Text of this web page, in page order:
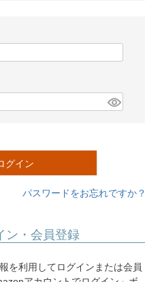
グイン
パスワードをお忘れですか？
ン・会員登録
を利用してログインまたは会員